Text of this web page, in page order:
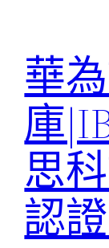
華
庫
思
認